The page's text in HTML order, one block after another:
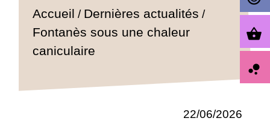
Accueil / Dernières actualités /
Fontanès sous une chaleur
caniculaire
22/06/2026
shopping_basket
bubble_chart